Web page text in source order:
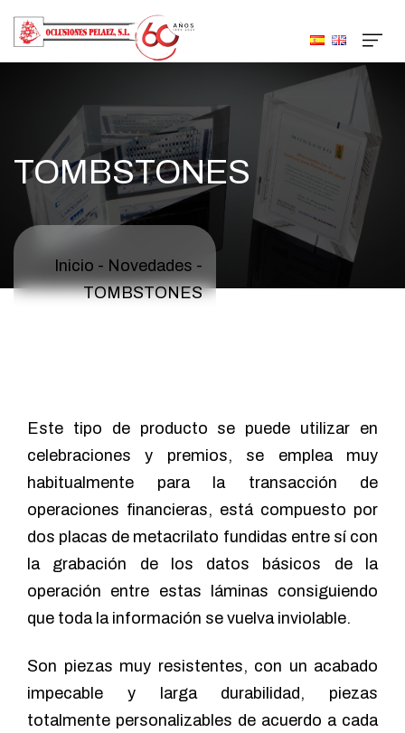
TOMBSTONES
Inicio - Novedades -
TOMBSTONES
Este tipo de producto se puede utilizar en
celebraciones y premios, se emplea muy
habitualmente para la transacción de
operaciones financieras, está compuesto por
dos placas de metacrilato fundidas entre sí con
la grabación de los datos básicos de la
operación entre estas láminas consiguiendo
que toda la información se vuelva inviolable.
Son piezas muy resistentes, con un acabado
impecable y larga durabilidad, piezas
totalmente personalizables de acuerdo a cada